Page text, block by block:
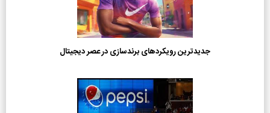
جدیدترین رویکردهای برندسازی در عصر دیجیتال